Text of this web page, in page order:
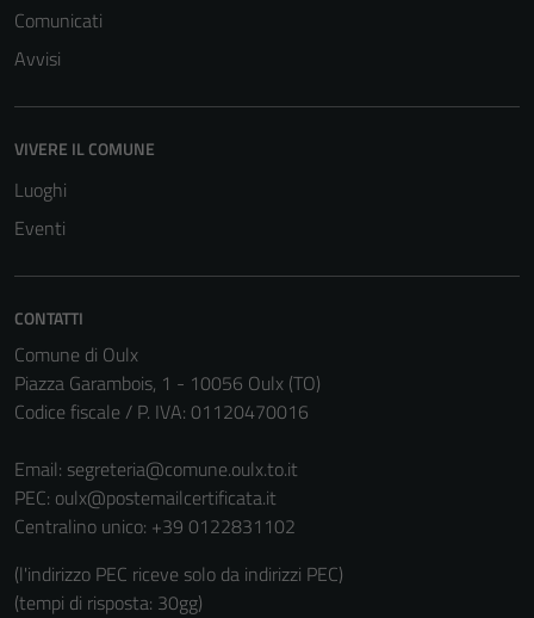
Comunicati
Avvisi
VIVERE IL COMUNE
Luoghi
Eventi
CONTATTI
Comune di Oulx
Piazza Garambois, 1 - 10056 Oulx (TO)
Codice fiscale / P. IVA: 01120470016
Email: segreteria@comune.oulx.to.it
PEC: oulx@postemailcertificata.it
Centralino unico: +39 0122831102
(l'indirizzo PEC riceve solo da indirizzi PEC)
(tempi di risposta: 30gg)
del sito e non
informazioni